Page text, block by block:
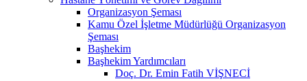
Organizasyon Şeması
Kamu Özel İşletme Müdürlüğü Organizasyon
Şeması
Başhekim
Başhekim Yardımcıları
Doç. Dr. Emin Fatih VİŞNECİ